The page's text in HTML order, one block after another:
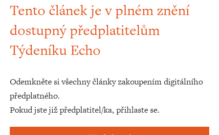
Tento článek je v plném znění
dostupný předplatitelům
Týdeníku Echo
Odemkněte si všechny články zakoupením digitálního
předplatného.
Pokud jste již předplatitel/ka, přihlaste se.